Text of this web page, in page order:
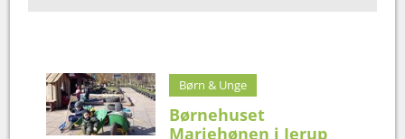
Børn & Unge
Børnehuset
Mariehønen i Jerup